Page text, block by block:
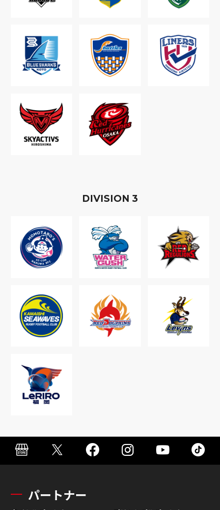
DIVISION 3
パートナー